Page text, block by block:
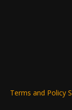
Terms and Policy